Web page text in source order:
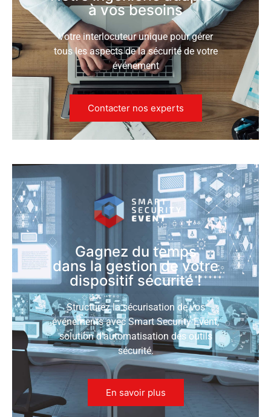
à vos besoins
Votre interlocuteur unique pour gérer
tous les aspects de la sécurité de votre
événement
Contacter nos experts
Gagnez du temps
dans la gestion de votre
dispositif sécurité !
Structurez la sécurisation de vos
événements avec Smart Security Event,
solution d’automatisation des outils
sécurité.
En savoir plus